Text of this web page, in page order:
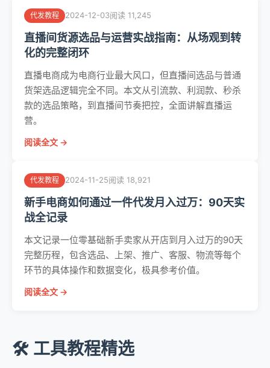
代发教程 2024-12-03阅读 11,245
直播间货源选品与运营实战指南：从场观到转
化的完整闭环
直播电商成为电商行业最大风口，但直播间选品与普通
货架选品逻辑完全不同。本文从引流款、利润款、秒杀
款的选品策略，到直播间节奏把控，全面讲解直播运
营。
阅读全文 →
代发教程 2024-11-25阅读 18,921
新手电商如何通过一件代发月入过万：90天实
战全记录
本文记录一位零基础新手卖家从开店到月入过万的90天
完整历程，包含选品、上架、推广、客服、物流等每个
环节的具体操作和数据变化，极具参考价值。
阅读全文 →
🛠️ 工具教程精选